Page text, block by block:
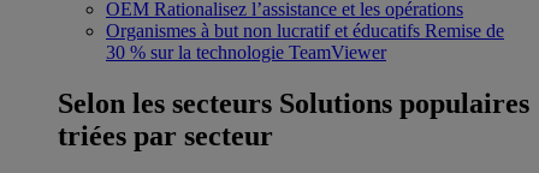
OEM Rationalisez l’assistance et les opérations
Organismes à but non lucratif et éducatifs Remise de
30 % sur la technologie TeamViewer
Selon les secteurs Solutions populaires
triées par secteur